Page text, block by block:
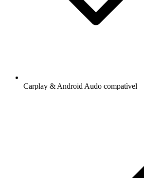
Carplay & Android Audo compatìvel